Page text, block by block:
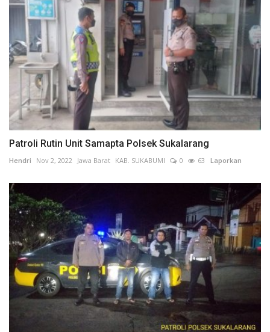
Patroli Rutin Unit Samapta Polsek Sukalarang
Hendri Nov 2, 2022 Jawa Barat KAB. SUKABUMI 0 63 Laporkan